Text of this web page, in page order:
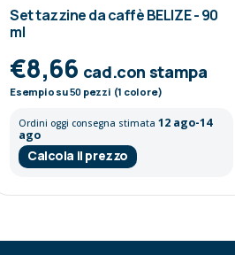
Set tazzine da caffè BELIZE - 90
ml
€8,66 cad.con stampa
Esempio su50 pezzi (1 colore)
Ordini oggi consegna stimata 12 ago-14
ago
Calcola il prezzo